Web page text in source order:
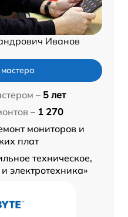
Иванов
– 5 лет
– 1 270
мониторов и
плат
техническое,
электротехника»